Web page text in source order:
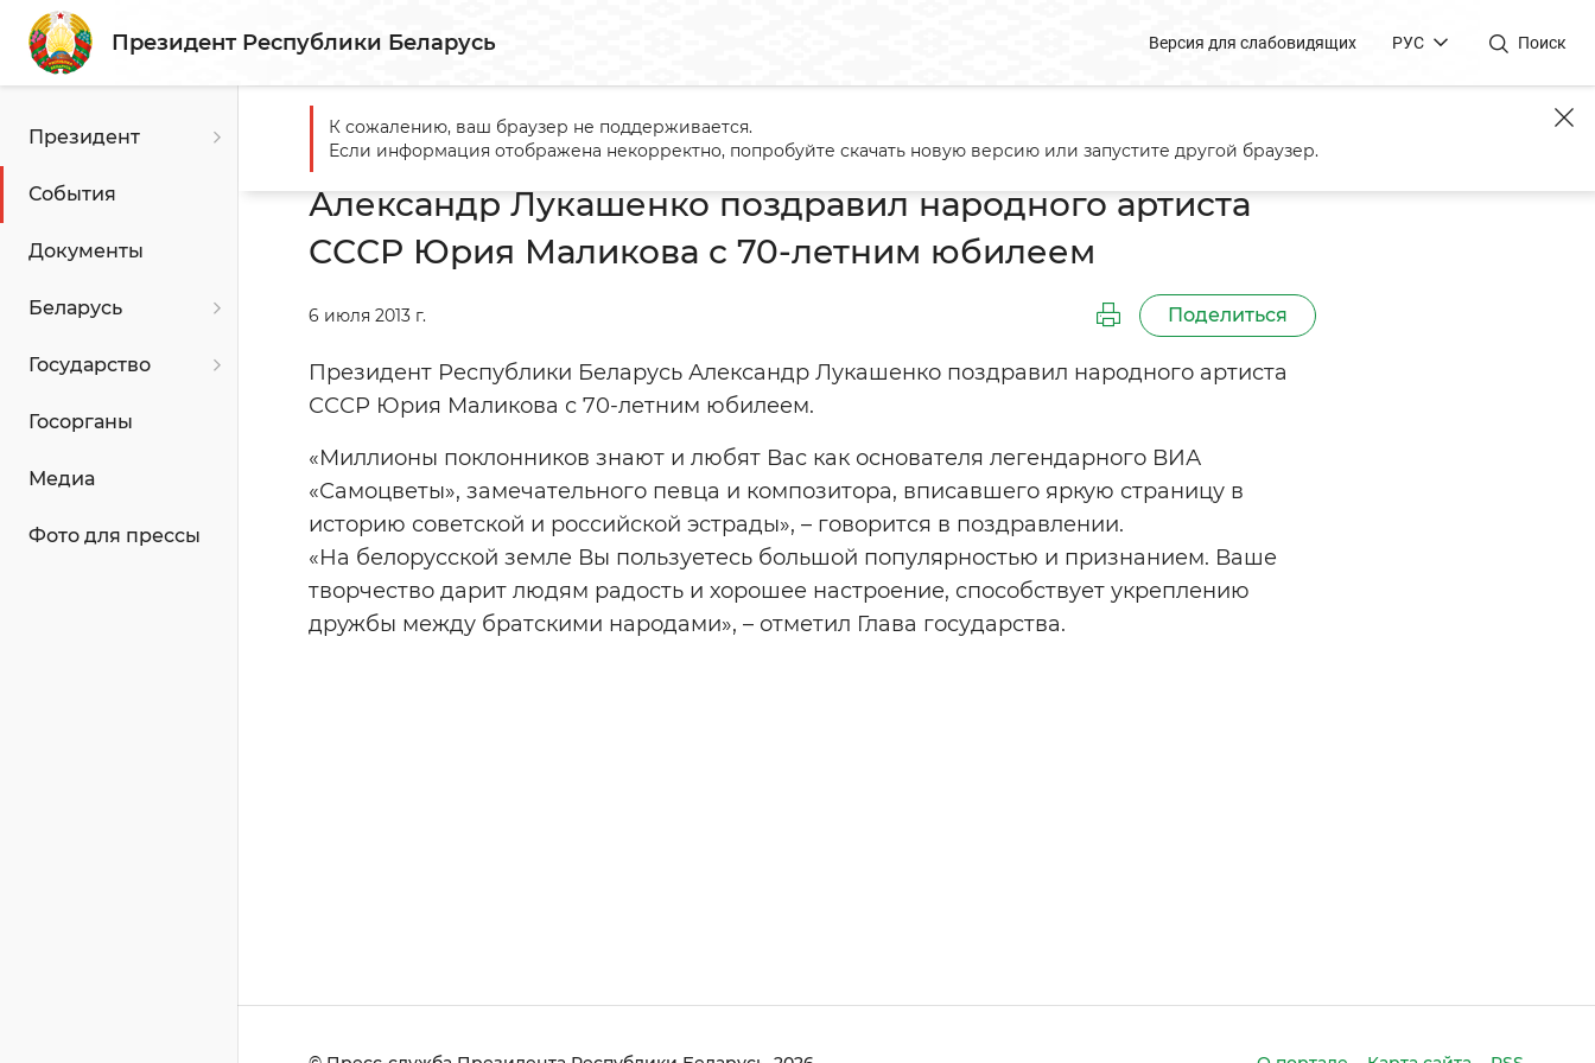
Президент Республики Беларусь Версия для слабовидящих РУС Поиск
Президент
События
Документы
Беларусь
Государство
Госорганы
Медиа
Фото для прессы
Главная События Александр Лукашенко поздравил народного артиста СССР Юрия Маликова с 70-летним юбилеем
Александр Лукашенко поздравил народного артиста
СССР Юрия Маликова с 70-летним юбилеем
6 июля 2013 г. Поделиться
Президент Республики Беларусь Александр Лукашенко поздравил народного артиста
СССР Юрия Маликова с 70-летним юбилеем.
«Миллионы поклонников знают и любят Вас как основателя легендарного ВИА
«Самоцветы», замечательного певца и композитора, вписавшего яркую страницу в
историю советской и российской эстрады», – говорится в поздравлении.
«На белорусской земле Вы пользуетесь большой популярностью и признанием. Ваше
творчество дарит людям радость и хорошее настроение, способствует укреплению
дружбы между братскими народами», – отметил Глава государства.
К сожалению, ваш браузер не поддерживается.
Если информация отображена некорректно, попробуйте скачать новую версию или запустите другой браузер.